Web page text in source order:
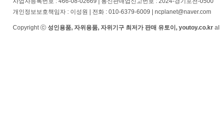
개인정보보호책임자 : 이성원 | 전화 : 010-6379-6009 | ncplanet@naver.com
Copyright ⓒ 성인용품, 자위용품, 자위기구 최저가 판매 유토이, youtoy.co.kr